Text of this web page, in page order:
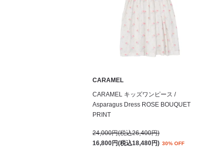
CARAMEL
CARAMEL キッズワンピース /
Asparagus Dress ROSE BOUQUET
PRINT
24,000円(税込26,400円)
16,800円(税込18,480円) 30% OFF